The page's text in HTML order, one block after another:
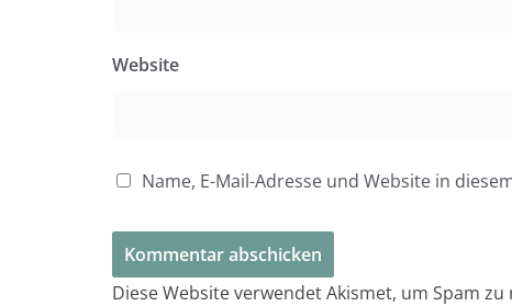
Website
Name, E-Mail-Adresse und Website in
Diese Website verwendet Akismet, um Spam